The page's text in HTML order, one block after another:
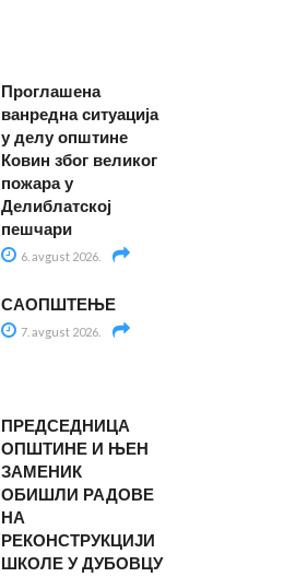
Проглашена
ванредна ситуација
у делу општине
Ковин због великог
пожара у
Делиблатској
пешчари
6. avgust 2026.
САОПШТЕЊЕ
7. avgust 2026.
ПРЕДСЕДНИЦА
ОПШТИНЕ И ЊЕН
ЗАМЕНИК
ОБИШЛИ РАДОВЕ
НА
РЕКОНСТРУКЦИЈИ
ШКОЛЕ У ДУБОВЦУ